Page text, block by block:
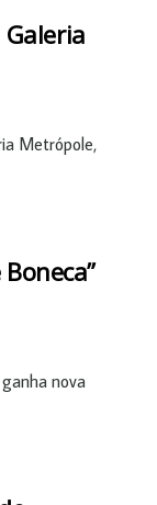
Metrópole,
nova